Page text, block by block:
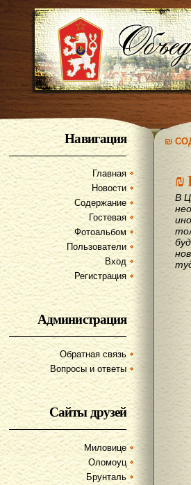
Навигация
Главная
Новости
Содержание
Гостевая
Фотоальбом
Пользователи
Вход
Регистрация
Администрация
Обратная связь
Вопросы и ответы
Сайты друзей
Миловице
Оломоуц
Брунталь
₪
₪
В